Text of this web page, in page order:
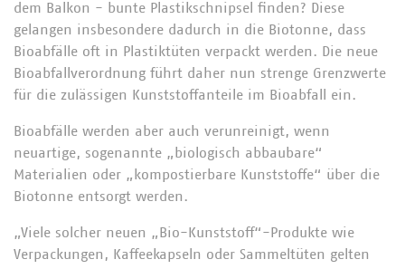
dem Balkon - bunte Plastikschnipsel finden? Diese
gelangen insbesondere dadurch in die Biotonne, dass
Bioabfälle oft in Plastiktüten verpackt werden. Die neue
Bioabfallverordnung führt daher nun strenge Grenzwerte
für die zulässigen Kunststoffanteile im Bioabfall ein.
Bioabfälle werden aber auch verunreinigt, wenn
neuartige, sogenannte „biologisch abbaubare“
Materialien oder „kompostierbare Kunststoffe“ über die
Biotonne entsorgt werden.
„Viele solcher neuen „Bio-Kunststoff“-Produkte wie
Verpackungen, Kaffeekapseln oder Sammeltüten gelten